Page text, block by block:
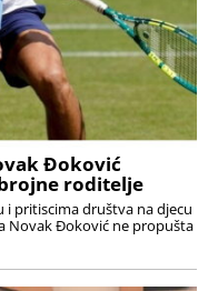
Đoković
roditelje
pritiscima društva na djecu
Novak Đoković ne propušta